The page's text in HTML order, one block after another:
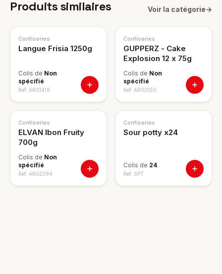
Produits similaires Voir la catégorie→
Confiseries
Langue Frisia 1250g
Colis de Non
spécifié
Ref. AR01416
Confiseries
GUPPERZ - Cake
Explosion 12 x 75g
Colis de Non
spécifié
Ref. AR02550
Confiseries
ELVAN Ibon Fruity
700g
Colis de Non
spécifié
Ref. AR02094
Confiseries
Sour potty x24
Colis de 24
Ref. SPT